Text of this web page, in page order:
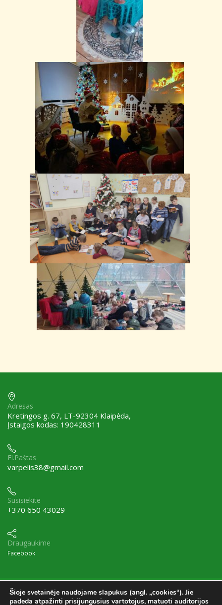
Adresas
Kretingos g. 67, LT-92304 Klaipėda,
Įstaigos kodas: 190428311
El.Paštas
varpelis38@gmail.com
Susisiekite
+370 650 43029
Draugaukime
Facebook
© Visos teisės saugomos.
Šioje svetainėje naudojame slapukus (angl. „cookies“). Jie
padeda atpažinti prisijungusius vartotojus, matuoti auditorijos